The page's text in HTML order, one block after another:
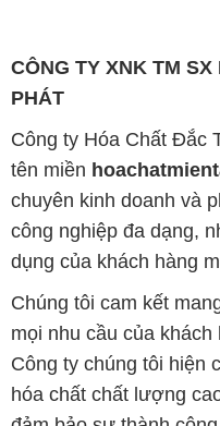
CÔNG TY XNK TM
PHÁT
Công ty Hóa Chất Đắc
tên miền
chuyên kinh doanh và
công nghiệp đa dạng,
dụng của khách hàng
Chúng tôi cam kết
mọi nhu cầu của
Công ty chúng tôi hiện
hóa chất chất lượng